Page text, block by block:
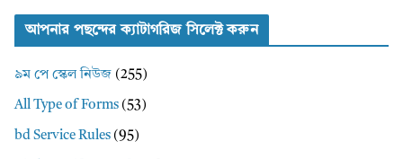
আপনার পছন্দের ক্যাটাগরিজ সিলেক্ট করুন
৯ম পে স্কেল নিউজ (255)
All Type of Forms (53)
bd Service Rules (95)